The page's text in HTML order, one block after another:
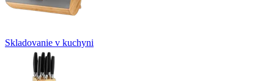
Skladovanie v kuchyni